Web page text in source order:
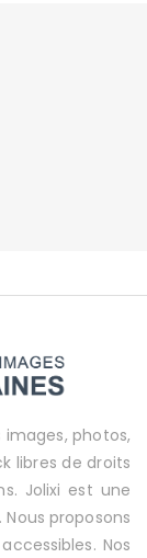
photos,
libres de droits
Jolixi est une
proposons
Nos